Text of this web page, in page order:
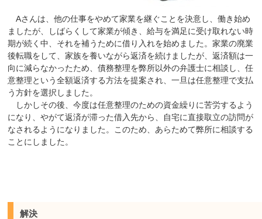
Aさんは、他の仕事をやめて家業を継ぐことを決意し、働き始め
ましたが、しばらくして家業が傾き、給与を満足に受け取れない時
期が続く中、それを補うために借り入れを始めました。家業の廃業
後転職をして、家族を養いながら返済を続けましたが、返済額は一
向に減らなかったため、債務整理を弊所以外の弁護士に相談し、任
意整理という全額返済する方法を提案され、一旦は任意整理で支払
う方針を選択しました。
しかしその後、今度は任意整理のための資金繰りに苦労するよう
になり、やがて返済が滞った借入先から、自宅に直接取立の訪問が
なされるようになりました。このため、あらためて弊所に相談する
ことにしました。
解決